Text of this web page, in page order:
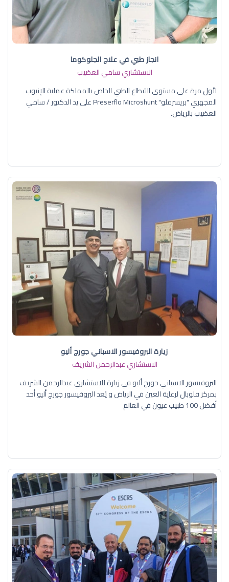
انجاز طبي في علاج الجلوكوما
الاستشاري سامي العضيب
لأول مرة على مستوى القطاع الطبي الخاص بالمملكة عملية الإنبوب
المجهري "بريسرفلو" Preserflo Microshunt على يد الدكتور / سامي
العضيب بالرياض.
زيارة البروفيسور الاسباني جورج أليو
الاستشاري عبدالرحمن الشريف
البروفيسور الاسباني جورج أليو في زيارة للاستشاري عبدالرحمن الشريف
بمركز قلوبال لرعاية العين في الرياض و يُعد البروفيسور جورج أليو أحد
أفضل 100 طبيب عيون في العالم